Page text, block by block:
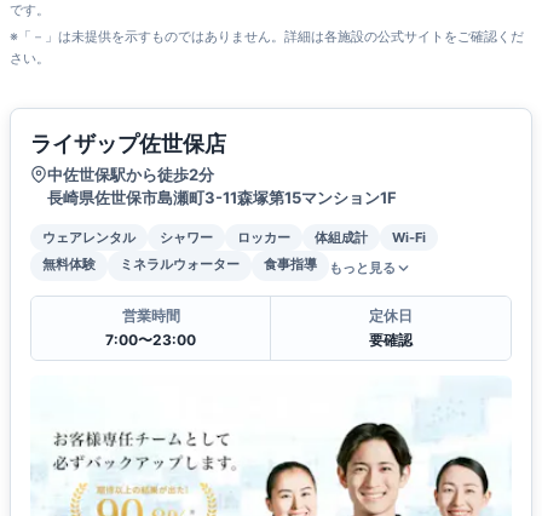
です。
※「－」は未提供を示すものではありません。詳細は各施設の公式サイトをご確認くだ
さい。
ライザップ佐世保店
中佐世保駅から徒歩2分
長崎県佐世保市島瀬町3-11森塚第15マンション1F
ウェアレンタル シャワー ロッカー 体組成計
Wi-Fi
無料体験
ミネラルウォーター 食事指導 もっと見る
営業時間
7:00〜23:00
定休日
要確認